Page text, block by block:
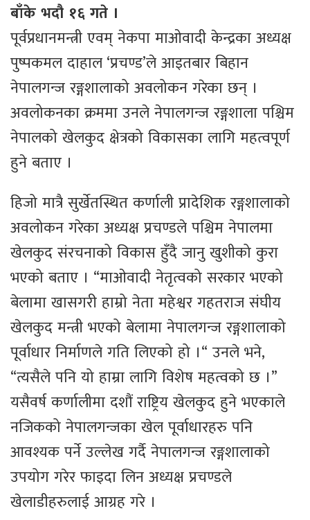
बाँके भदौ १६ गते ।
पूर्वप्रधानमन्त्री एवम् नेकपा माओवादी केन्द्रका अध्यक्ष
पुष्पकमल दाहाल ‘प्रचण्ड’ले आइतबार बिहान
नेपालगन्ज रङ्गशालाको अवलोकन गरेका छन् ।
अवलोकनका क्रममा उनले नेपालगन्ज रङ्गशाला पश्चिम
नेपालको खेलकुद क्षेत्रको विकासका लागि महत्वपूर्ण
हुने बताए ।
हिजो मात्रै सुर्खेतस्थित कर्णाली प्रादेशिक रङ्गशालाको
अवलोकन गरेका अध्यक्ष प्रचण्डले पश्चिम नेपालमा
खेलकुद संरचनाको विकास हुँदै जानु खुशीको कुरा
भएको बताए । “माओवादी नेतृत्वको सरकार भएको
बेलामा खासगरी हाम्रो नेता महेश्वर गहतराज संघीय
खेलकुद मन्त्री भएको बेलामा नेपालगन्ज रङ्गशालाको
पूर्वाधार निर्माणले गति लिएको हो ।“ उनले भने,
“त्यसैले पनि यो हाम्रा लागि विशेष महत्वको छ ।”
यसैवर्ष कर्णालीमा दशौं राष्ट्रिय खेलकुद हुने भएकाले
नजिकको नेपालगन्जका खेल पूर्वाधारहरु पनि
आवश्यक पर्ने उल्लेख गर्दै नेपालगन्ज रङ्गशालाको
उपयोग गरेर फाइदा लिन अध्यक्ष प्रचण्डले
खेलाडीहरुलाई आग्रह गरे ।